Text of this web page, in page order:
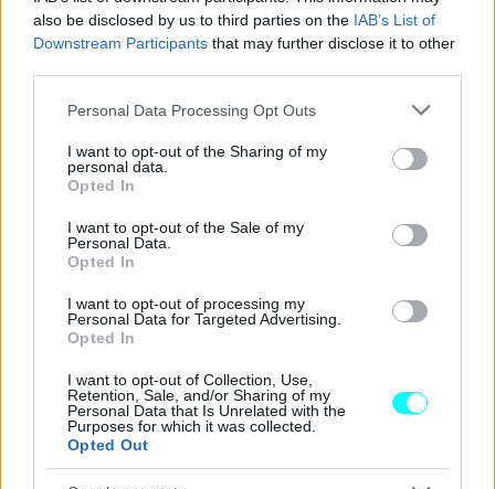
also be disclosed by us to third parties on the IAB’s List of
Downstream Participants that may further disclose it to other
Please note that this website/app uses one or more Google
not limited to your visit or usage behaviour. You may click to
grant or deny consent to Google and its third-party tags to
use your data for below specified purposes in below Google
consent section.
Personal Data Processing Opt Outs
I want to opt-out of the Sharing of my
personal data.
Opted In
I want to opt-out of the Sale of my
Personal Data.
Opted In
I want to opt-out of processing my
Personal Data for Targeted Advertising.
Opted In
I want to opt-out of Collection, Use,
Retention, Sale, and/or Sharing of my
Personal Data that Is Unrelated with the
Purposes for which it was collected.
Opted Out